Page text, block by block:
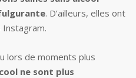
. D’ailleurs, elles ont
lors de moments plus
ne sont plus